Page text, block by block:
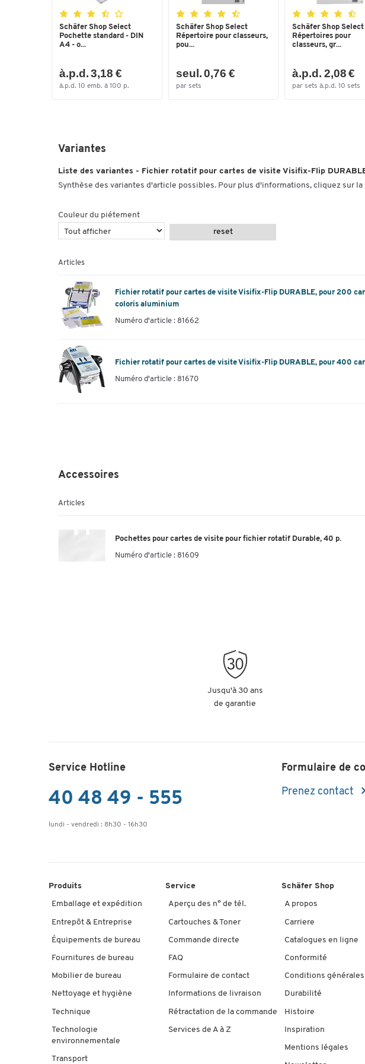
Schäfer Shop Select
Pochette standard - DIN
A4 - o...
à.p.d. 3,18 €
à.p.d. 10 emb. à 100 p.
Schäfer Shop Select
Répertoire pour classeurs,
pou...
seul. 0,76 €
par sets
Schäfer Shop Select
Répertoires pour
classeurs, gr...
à.p.d. 2,08 €
par sets à.p.d. 10 sets
Variantes
Liste des variantes - Fichier rotatif pour cartes de visite Visifix-Flip
Synthèse des variantes d'article possibles. Pour plus d'informations, cliquez sur
Couleur du piétement
reset
Articles
Fichier rotatif pour cartes de visite Visifix-Flip DURABLE, pour 200
coloris aluminium
Numéro d'article : 81662
Fichier rotatif pour cartes de visite Visifix-Flip DURABLE, pour 400
Numéro d'article : 81670
Accessoires
Articles
Pochettes pour cartes de visite pour fichier rotatif Durable, 40 p.
Numéro d'article : 81609
Jusqu'à 30 ans
de garantie
Service Hotline
40 48 49 - 555
lundi - vendredi : 8h30 - 16h30
Formulaire de
Prenez contact
Produits
Emballage et expédition
Entrepôt & Entreprise
Équipements de bureau
Fournitures de bureau
Mobilier de bureau
Nettoyage et hygiène
Technique
Technologie
environnementale
Transport
Service
Aperçu des n° de tél.
Cartouches & Toner
Commande directe
FAQ
Formulaire de contact
Informations de livraison
Rétractation de la commande
Services de A à Z
Schäfer Shop
A propos
Carriere
Catalogues en ligne
Conformité
Conditions générales
Durabilité
Histoire
Inspiration
Mentions légales